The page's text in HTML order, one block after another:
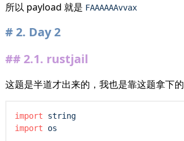
所以 payload 就是 FAAAAAAvvax
2. Day 2
2.1. rustjail
这题是半道才出来的，我也是靠这题拿下的
import
string
import os